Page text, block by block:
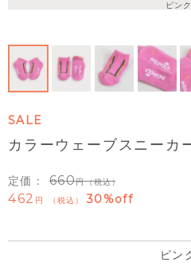
ピンク
SALE
カラーウェーブスニーカ
定価： 660 （税込）
462 税込 30%off
ピン